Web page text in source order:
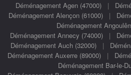
Déménagement Agen (47000) |
Déménagement Alençon (61000) |
Déménagement
Déménagement Annecy (74000)|
Déménagement Auch (32000)|
Déménagement Auxerre (89000) |
Déménagement Bar-le-